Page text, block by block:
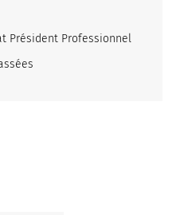
Président Professionnel